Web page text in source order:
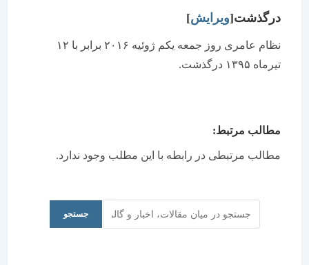
ویرایش]
نظام عامری روز جمعه یکم ژوئیه ۲۰۱۶ برابر با ۱۲
مرتبط:
مرتبطی در رابطه با این مطلب وجود ندارد.
جستجو